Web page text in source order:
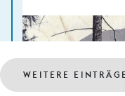
WEITERE